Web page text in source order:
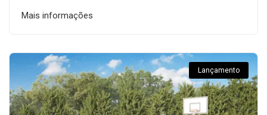
Mais informações
Lançamento